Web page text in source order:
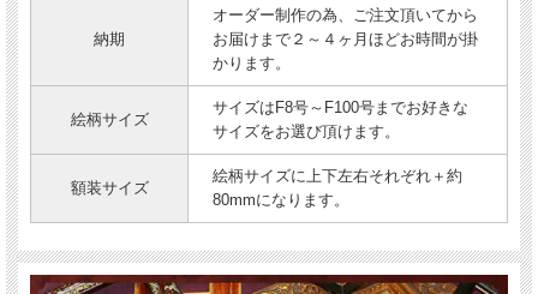
納期
オーダー制作の為、ご注文頂いてから
お届けまで２～４ヶ月ほどお時間が掛
かります。
絵柄サイズ
サイズはF8号～F100号までお好きな
サイズをお選び頂けます。
額装サイズ
絵柄サイズに上下左右それぞれ＋約
80mmになります。